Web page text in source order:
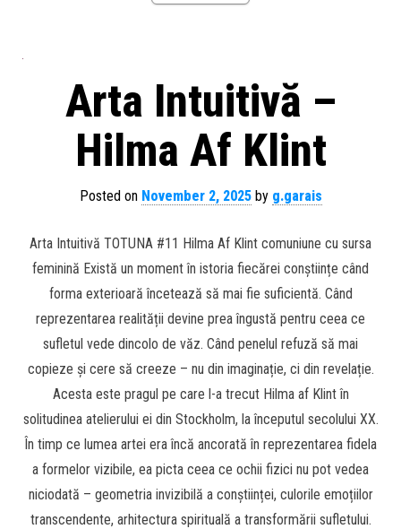
Arta Intuitivă –
Hilma Af Klint
Posted on November 2, 2025by g.garais
Arta Intuitivă TOTUNA #11 Hilma Af Klint comuniune cu sursa
feminină Există un moment în istoria fiecărei conștiințe când
forma exterioară încetează să mai fie suficientă. Când
reprezentarea realității devine prea îngustă pentru ceea ce
sufletul vede dincolo de văz. Când penelul refuză să mai
copieze și cere să creeze – nu din imaginație, ci din revelație.
Acesta este pragul pe care l-a trecut Hilma af Klint în
solitudinea atelierului ei din Stockholm, la începutul secolului XX.
În timp ce lumea artei era încă ancorată în reprezentarea fidela
a formelor vizibile, ea picta ceea ce ochii fizici nu pot vedea
niciodată – geometria invizibilă a conștiinței, culorile emoțiilor
transcendente, arhitectura spirituală a transformării sufletului.